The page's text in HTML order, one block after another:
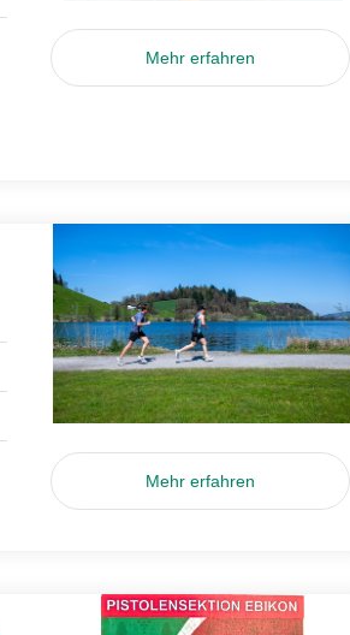
Mehr erfahren
Mehr erfahren